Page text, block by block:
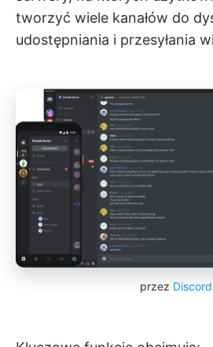
tworzyć wiele kanałów do
udostępniania i przesyłania
przez Discord